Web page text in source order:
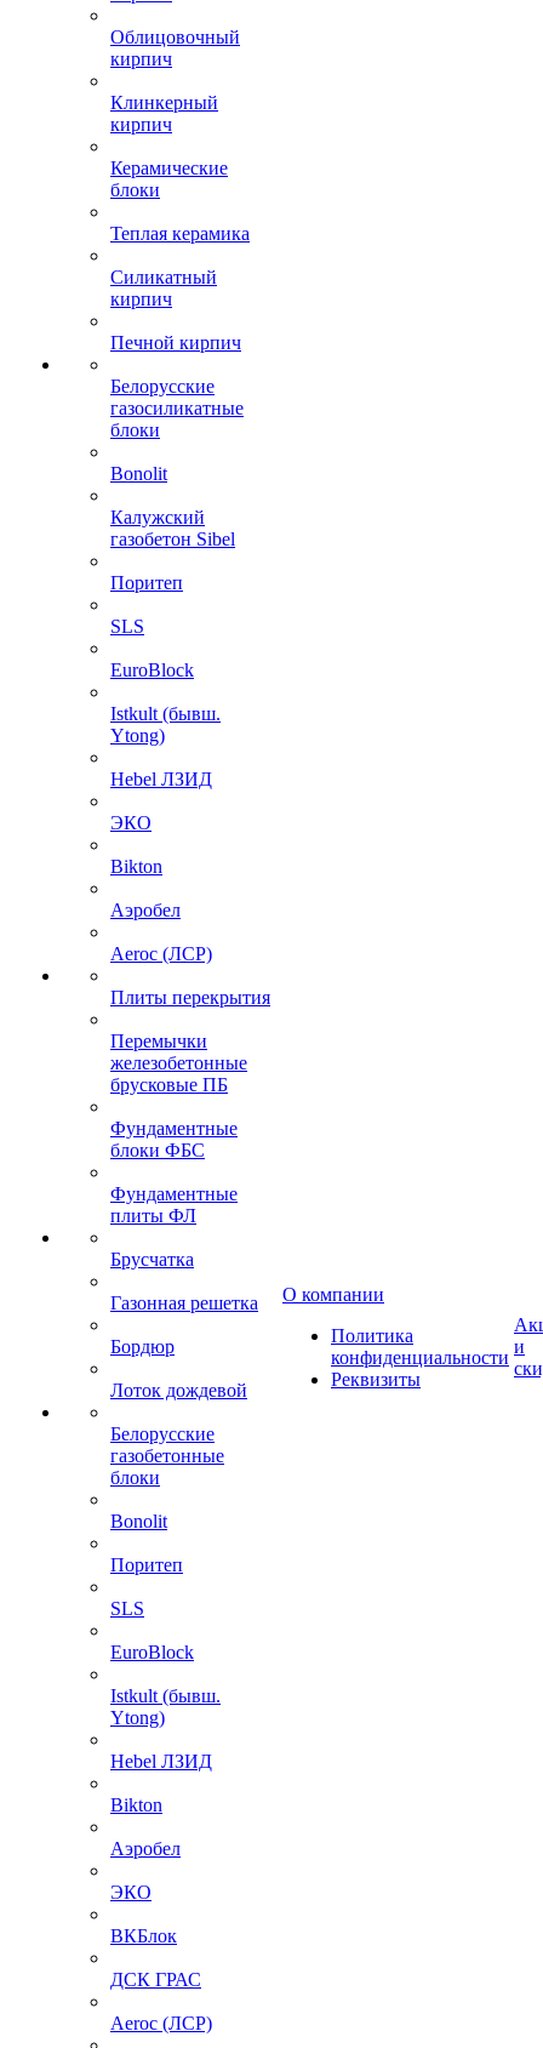
Облицовочный
кирпич
Клинкерный
кирпич
Керамические
блоки
Теплая керамика
Силикатный
кирпич
Печной кирпич
Белорусские
газосиликатные
блоки
Bonolit
Калужский
газобетон Sibel
Поритеп
SLS
EuroBlock
Istkult (бывш.
Ytong)
Hebel ЛЗИД
ЭКО
Bikton
Аэробел
Aeroc (ЛСР)
Плиты перекрытия
Перемычки
железобетонные
брусковые ПБ
Фундаментные
блоки ФБС
Фундаментные
плиты ФЛ
Брусчатка
Газонная решетка
Бордюр
Лоток дождевой
Белорусские
газобетонные
блоки
Bonolit
Поритеп
SLS
EuroBlock
Istkult (бывш.
Ytong)
Hebel ЛЗИД
Bikton
Аэробел
ЭКО
ВКБлок
ДСК ГРАС
Aeroc (ЛСР)
О компании
Политика
конфиденциальности
Реквизиты
и